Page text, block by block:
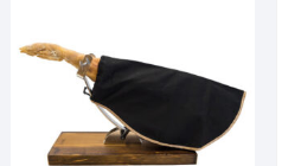
En línea · responde en segundos
Llamar (cerrado) WhatsApp